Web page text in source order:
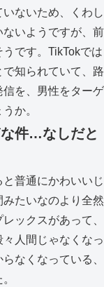
ないため、くわし
いようですが、前
です。TikTokでは
知られていて、路
を、男性をターゲ
か。
件…なしだと
普通にかわいいじ
たいなのより全然
ックスがあって、
人間じゃなくなっ
なくなっている、